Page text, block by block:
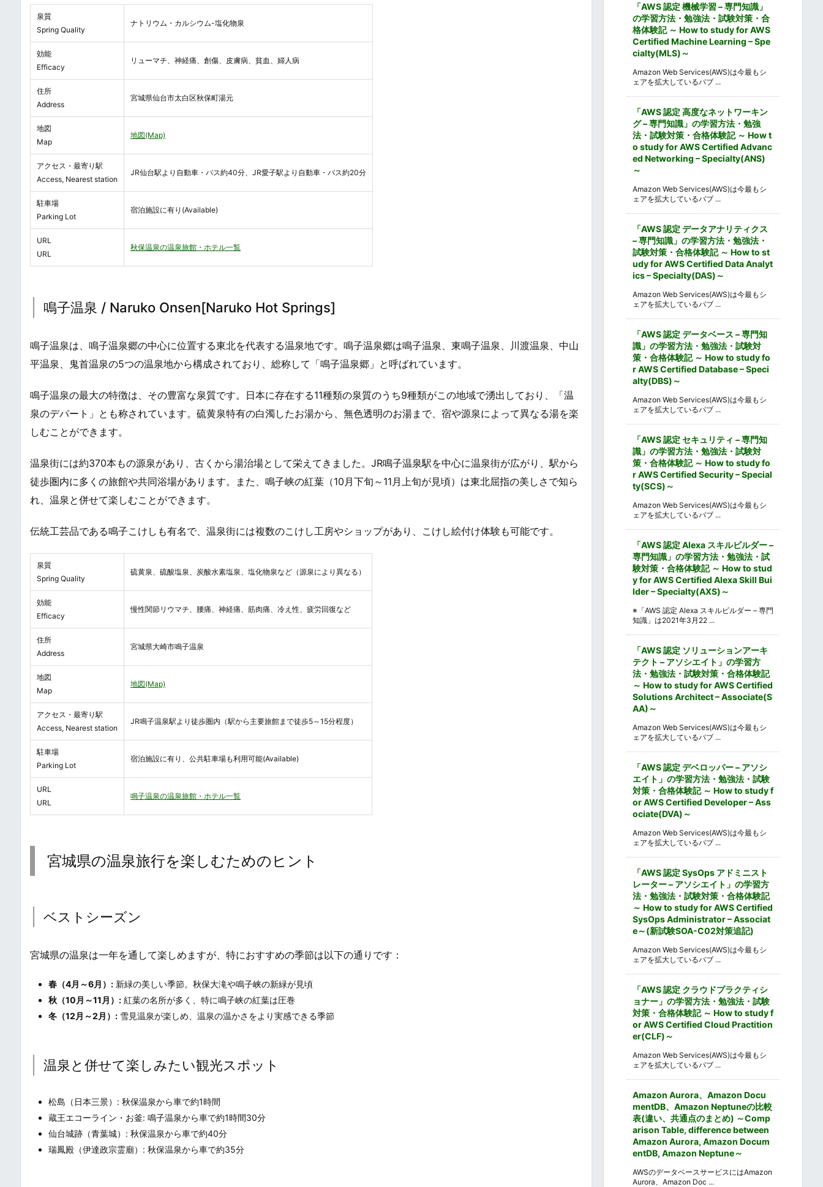
泉質
Spring Quality
ナトリウム・カルシウム-塩化物泉
効能
Efficacy
リューマチ、神経痛、創傷、皮膚病、貧血、婦人病
住所
Address
宮城県仙台市太白区秋保町湯元
地図
Map
地図(Map)
アクセス・最寄り駅
Access, Nearest station
JR仙台駅より自動車・バス約40分、JR愛子駅より自動車・バス約20分
駐車場
Parking Lot
宿泊施設に有り(Available)
URL
URL
秋保温泉の温泉旅館・ホテル一覧
鳴子温泉 / Naruko Onsen[Naruko Hot Springs]
鳴子温泉は、鳴子温泉郷の中心に位置する東北を代表する温泉地です。鳴子温泉郷は鳴子温泉、東鳴子温泉、川渡温泉、中山
平温泉、鬼首温泉の5つの温泉地から構成されており、総称して「鳴子温泉郷」と呼ばれています。
鳴子温泉の最大の特徴は、その豊富な泉質です。日本に存在する11種類の泉質のうち9種類がこの地域で湧出しており、「温
泉のデパート」とも称されています。硫黄泉特有の白濁したお湯から、無色透明のお湯まで、宿や源泉によって異なる湯を楽
しむことができます。
温泉街には約370本もの源泉があり、古くから湯治場として栄えてきました。JR鳴子温泉駅を中心に温泉街が広がり、駅から
徒歩圏内に多くの旅館や共同浴場があります。また、鳴子峡の紅葉（10月下旬～11月上旬が見頃）は東北屈指の美しさで知ら
れ、温泉と併せて楽しむことができます。
伝統工芸品である鳴子こけしも有名で、温泉街には複数のこけし工房やショップがあり、こけし絵付け体験も可能です。
泉質
Spring Quality
硫黄泉、硫酸塩泉、炭酸水素塩泉、塩化物泉など（源泉により異なる）
効能
Efficacy
慢性関節リウマチ、腰痛、神経痛、筋肉痛、冷え性、疲労回復など
住所
Address
宮城県大崎市鳴子温泉
地図
Map
地図(Map)
アクセス・最寄り駅
Access, Nearest station
JR鳴子温泉駅より徒歩圏内（駅から主要旅館まで徒歩5～15分程度）
駐車場
Parking Lot
宿泊施設に有り、公共駐車場も利用可能(Available)
URL
URL
鳴子温泉の温泉旅館・ホテル一覧
宮城県の温泉旅行を楽しむためのヒント
ベストシーズン
宮城県の温泉は一年を通して楽しめますが、特におすすめの季節は以下の通りです：
春（4月～6月）: 新緑の美しい季節。秋保大滝や鳴子峡の新緑が見頃
秋（10月～11月）: 紅葉の名所が多く、特に鳴子峡の紅葉は圧巻
冬（12月～2月）: 雪見温泉が楽しめ、温泉の温かさをより実感できる季節
温泉と併せて楽しみたい観光スポット
松島（日本三景）: 秋保温泉から車で約1時間
蔵王エコーライン・お釜: 鳴子温泉から車で約1時間30分
仙台城跡（青葉城）: 秋保温泉から車で約40分
瑞鳳殿（伊達政宗霊廟）: 秋保温泉から車で約35分
「AWS 認定 機械学習 – 専門知識」
の学習方法・勉強法・試験対策・合
格体験記 ～ How to study for AWS
Certified Machine Learning – Spe
cialty(MLS)～
Amazon Web Services(AWS)は今最もシ
ェアを拡大しているパブ ...
「AWS 認定 高度なネットワーキン
グ – 専門知識」の学習方法・勉強
法・試験対策・合格体験記 ～ How t
o study for AWS Certified Advanc
ed Networking – Specialty(ANS)
～
Amazon Web Services(AWS)は今最もシ
ェアを拡大しているパブ ...
「AWS 認定 データアナリティクス
– 専門知識」の学習方法・勉強法・
試験対策・合格体験記 ～ How to st
udy for AWS Certified Data Analyt
ics – Specialty(DAS)～
Amazon Web Services(AWS)は今最もシ
ェアを拡大しているパブ ...
「AWS 認定 データベース – 専門知
識」の学習方法・勉強法・試験対
策・合格体験記 ～ How to study fo
r AWS Certified Database – Speci
alty(DBS)～
Amazon Web Services(AWS)は今最もシ
ェアを拡大しているパブ ...
「AWS 認定 セキュリティ – 専門知
識」の学習方法・勉強法・試験対
策・合格体験記 ～ How to study fo
r AWS Certified Security – Special
ty(SCS)～
Amazon Web Services(AWS)は今最もシ
ェアを拡大しているパブ ...
「AWS 認定 Alexa スキルビルダー –
専門知識」の学習方法・勉強法・試
験対策・合格体験記 ～ How to stud
y for AWS Certified Alexa Skill Bui
lder – Specialty(AXS)～
※「AWS 認定 Alexa スキルビルダー – 専門
知識」は2021年3月22 ...
「AWS 認定 ソリューションアーキ
テクト – アソシエイト」の学習方
法・勉強法・試験対策・合格体験記
～ How to study for AWS Certified
Solutions Architect – Associate(S
AA)～
Amazon Web Services(AWS)は今最もシ
ェアを拡大しているパブ ...
「AWS 認定 デベロッパー – アソシ
エイト」の学習方法・勉強法・試験
対策・合格体験記 ～ How to study f
or AWS Certified Developer – Ass
ociate(DVA)～
Amazon Web Services(AWS)は今最もシ
ェアを拡大しているパブ ...
「AWS 認定 SysOps アドミニスト
レーター – アソシエイト」の学習方
法・勉強法・試験対策・合格体験記
～ How to study for AWS Certified
SysOps Administrator – Associat
e～(新試験SOA-C02対策追記)
Amazon Web Services(AWS)は今最もシ
ェアを拡大しているパブ ...
「AWS 認定 クラウドプラクティシ
ョナー」の学習方法・勉強法・試験
対策・合格体験記 ～ How to study f
or AWS Certified Cloud Practition
er(CLF)～
Amazon Web Services(AWS)は今最もシ
ェアを拡大しているパブ ...
Amazon Aurora、Amazon Docu
mentDB、Amazon Neptuneの比較
表(違い、共通点のまとめ) ～Comp
arison Table, difference between
Amazon Aurora, Amazon Docum
entDB, Amazon Neptune～
AWSのデータベースサービスにはAmazon
Aurora、Amazon Doc ...